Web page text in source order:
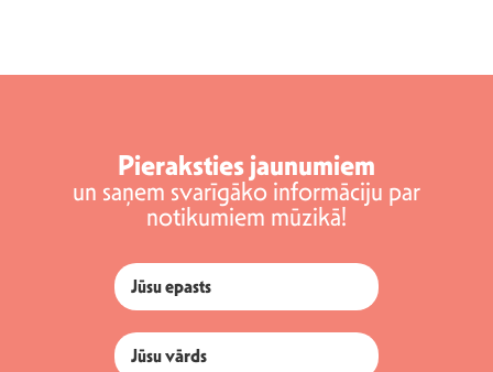
Pieraksties jaunumiem
un saņem svarīgāko informāciju par
notikumiem mūzikā!